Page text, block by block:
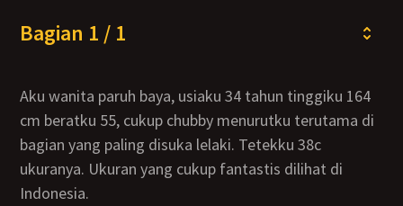
Bagian 1 / 1
Aku wanita paruh baya, usiaku 34 tahun tinggiku 164
cm beratku 55, cukup chubby menurutku terutama di
bagian yang paling disuka lelaki. Tetekku 38c
ukuranya. Ukuran yang cukup fantastis dilihat di
Indonesia.